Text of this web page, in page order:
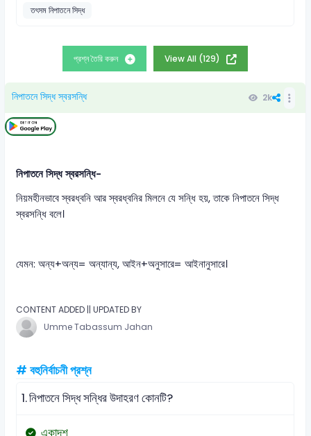
তৎসম নিপাতনে সিদ্ধ
প্রশ্ন তৈরি করুন View All (129)
নিপাতনে সিদ্ধ স্বরসন্ধি 2k
নিপাতনে সিদ্ধ স্বরসন্ধি-
নিয়মহীনভাবে স্বরধ্বনি আর স্বরধ্বনির মিলনে যে সন্ধি হয়, তাকে নিপাতনে সিদ্ধ
স্বরসন্ধি বলে।
যেমন: অন্য+অন্য= অন্যান্য, আইন+অনুসারে= আইনানুসারে।
CONTENT ADDED || UPDATED BY
Umme Tabassum Jahan
# বহুনির্বাচনী প্রশ্ন
1.নিপাতনে সিদ্ধ সন্ধির উদাহরণ কোনটি?
একাদশ